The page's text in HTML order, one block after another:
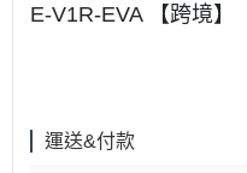
E-V1R-EVA 【跨境】
運送&付款